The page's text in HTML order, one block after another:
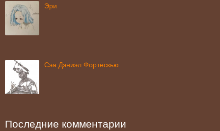
Эри
Сэа Дэниэл Фортескью
Последние комментарии